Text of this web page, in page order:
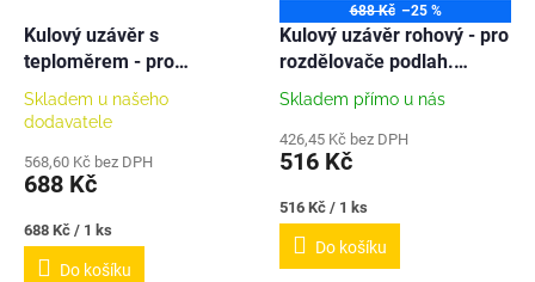
Kulový uzávěr s
teploměrem - pro
rozdělovače podlah.
topení
Skladem u našeho
dodavatele
568,60 Kč bez DPH
688 Kč
Měrná
cena:
688 Kč / 1 ks
Do košíku
688 Kč –25 %
Kulový uzávěr rohový - pro
rozdělovače podlah.
topení
Skladem přímo u nás
426,45 Kč bez DPH
516 Kč
Měrná
cena:
516 Kč / 1 ks
Do košíku